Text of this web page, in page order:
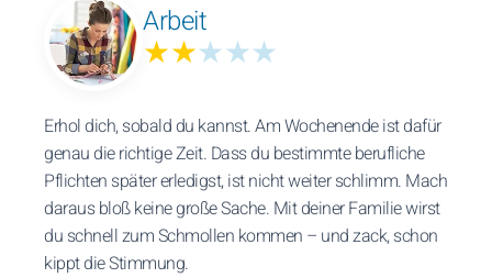
Arbeit
★★★★★
Erhol dich, sobald du kannst. Am Wochenende ist dafür
genau die richtige Zeit. Dass du bestimmte berufliche
Pflichten später erledigst, ist nicht weiter schlimm. Mach
daraus bloß keine große Sache. Mit deiner Familie wirst
du schnell zum Schmollen kommen – und zack, schon
kippt die Stimmung.